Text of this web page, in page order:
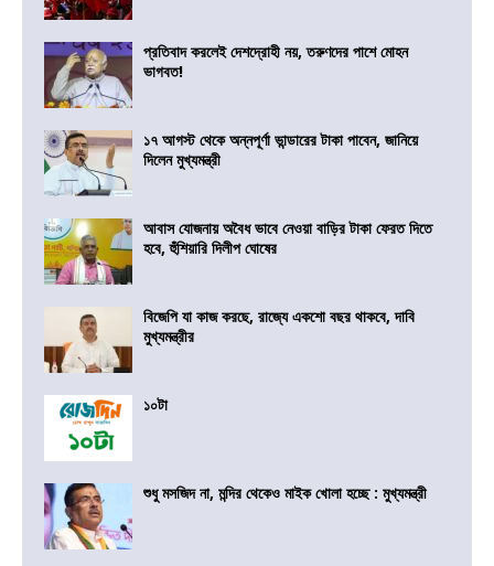
প্রতিবাদ করলেই দেশদ্রোহী নয়, তরুণদের পাশে মোহন
ভাগবত!
১৭ আগস্ট থেকে অন্নপূর্ণা ভান্ডারের টাকা পাবেন, জানিয়ে
দিলেন মুখ্যমন্ত্রী
আবাস যোজনায় অবৈধ ভাবে নেওয়া বাড়ির টাকা ফেরত দিতে
হবে, হুঁশিয়ারি দিলীপ ঘোষের
বিজেপি যা কাজ করছে, রাজ্যে একশো বছর থাকবে, দাবি
মুখ্যমন্ত্রীর
১০টা
শুধু মসজিদ না, মন্দির থেকেও মাইক খোলা হচ্ছে : মুখ্যমন্ত্রী